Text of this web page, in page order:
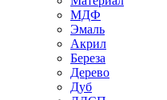
МДФ
Эмаль
Акрил
Береза
Дерево
Дуб